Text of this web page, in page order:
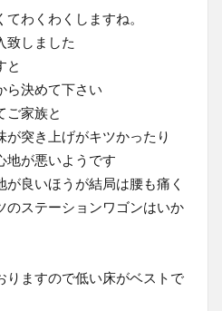
わくわくしますね。
致しました
と
ら決めて下さい
ご家族と
突き上げがキツかったり
地が悪いようです
良いほうが結局は腰も痛く
のステーションワゴンはいか
りますので低い床がベストで